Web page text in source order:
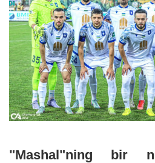
"Mashal"ning bir